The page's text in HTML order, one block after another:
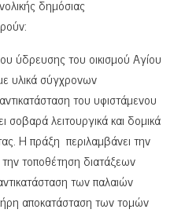
δημόσιας
ύδρευσης του οικισμού Αγίου
υλικά σύγχρονων
του υφιστάμενου
σοβαρά λειτουργικά και δομικά
Η πράξη περιλαμβάνει την
τοποθέτηση διατάξεων
των παλαιών
αποκατάσταση των τομών